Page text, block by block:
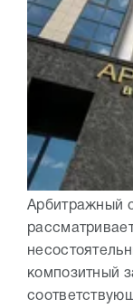
Арбитражный
композитный